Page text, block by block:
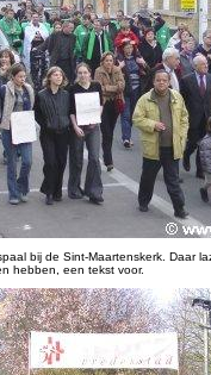
bij de Sint-Maartenskerk. Daar
hebben, een tekst voor.